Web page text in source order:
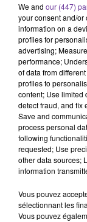
SAWA
23 septembre
SAWA: AVEC
TRAVERS
Radio Orient
We and our (447)
your consent and/or
information on a
profiles for
advertising;
performance;
of data from
profiles to
content; Use limited
detect fraud, and fix
Save and
process personal
following
requested; Use
other data sources;
information
Vous pouvez
sélectionnant les
Vous pouvez